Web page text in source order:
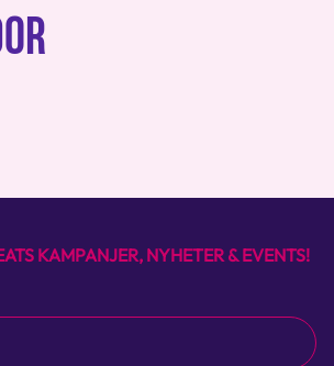
KAMPANJER, NYHETER & EVENTS!